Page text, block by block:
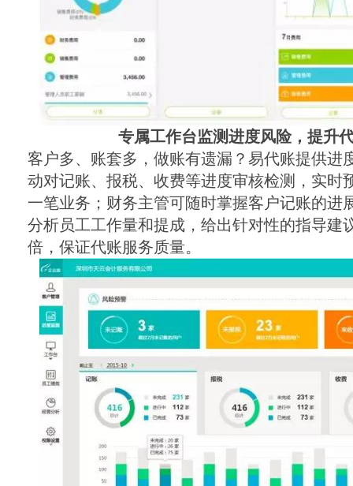
专属工作台监测进度风险，提升
客户多、账套多，做账有遗漏？易代账提供进
动对记账、报税、收费等进度审核检测，实时
一笔业务；财务主管可随时掌握客户记账的进
分析员工工作量和提成，给出针对性的指导建
倍，保证代账服务质量。